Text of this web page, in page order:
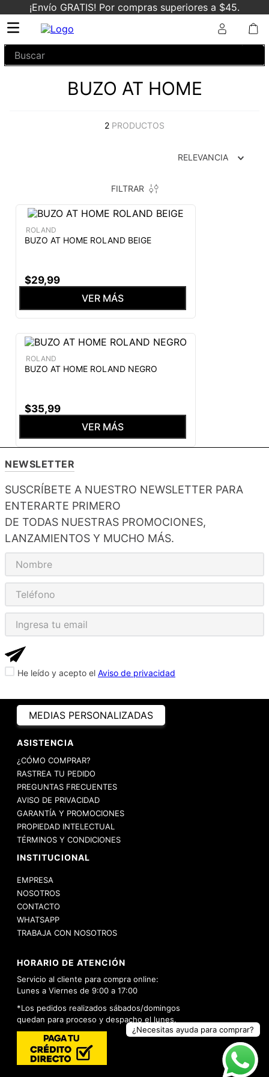
¡Envío GRATIS! Por compras superiores a $45.
Buscar
¿Necesitas ayuda para comprar?
BUZO AT HOME
2 PRODUCTOS
RELEVANCIA
FILTRAR
ROLAND
BUZO AT HOME ROLAND BEIGE
$29,99
VER MÁS
ROLAND
BUZO AT HOME ROLAND NEGRO
$35,99
VER MÁS
NEWSLETTER
SUSCRÍBETE A NUESTRO NEWSLETTER PARA
ENTERARTE PRIMERO
DE TODAS NUESTRAS PROMOCIONES,
LANZAMIENTOS Y MUCHO MÁS.
He leído y acepto el Aviso de privacidad
MEDIAS PERSONALIZADAS
ASISTENCIA
¿CÓMO COMPRAR?
RASTREA TU PEDIDO
PREGUNTAS FRECUENTES
AVISO DE PRIVACIDAD
GARANTÍA Y PROMOCIONES
PROPIEDAD INTELECTUAL
TÉRMINOS Y CONDICIONES
INSTITUCIONAL
EMPRESA
NOSOTROS
CONTACTO
WHATSAPP
TRABAJA CON NOSOTROS
HORARIO DE ATENCIÓN
Servicio al cliente para compra online:
Lunes a Viernes de 9:00 a 17:00
*Los pedidos realizados sábados/domingos
quedan para proceso y despacho el lunes.